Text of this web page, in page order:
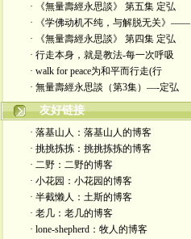
· 《無量壽經永思談》 第五集 定弘
· 《学佛动机不纯，与解脱无关》——
· 《無量壽經永思談》 第四集 定弘
· 行走本身，就是教法-每一次呼吸
· walk for peace为和平而行走(行
· 無量壽經永思談（第3集）—-定弘
友好链接
· 落基山人：落基山人的博客
· 挑挑拣拣：挑挑拣拣的博客
· 二野：二野的博客
· 小花园：小花园的博客
· 半截懒人：土斯的博客
· 老几：老几的博客
· lone-shepherd：牧人的博客